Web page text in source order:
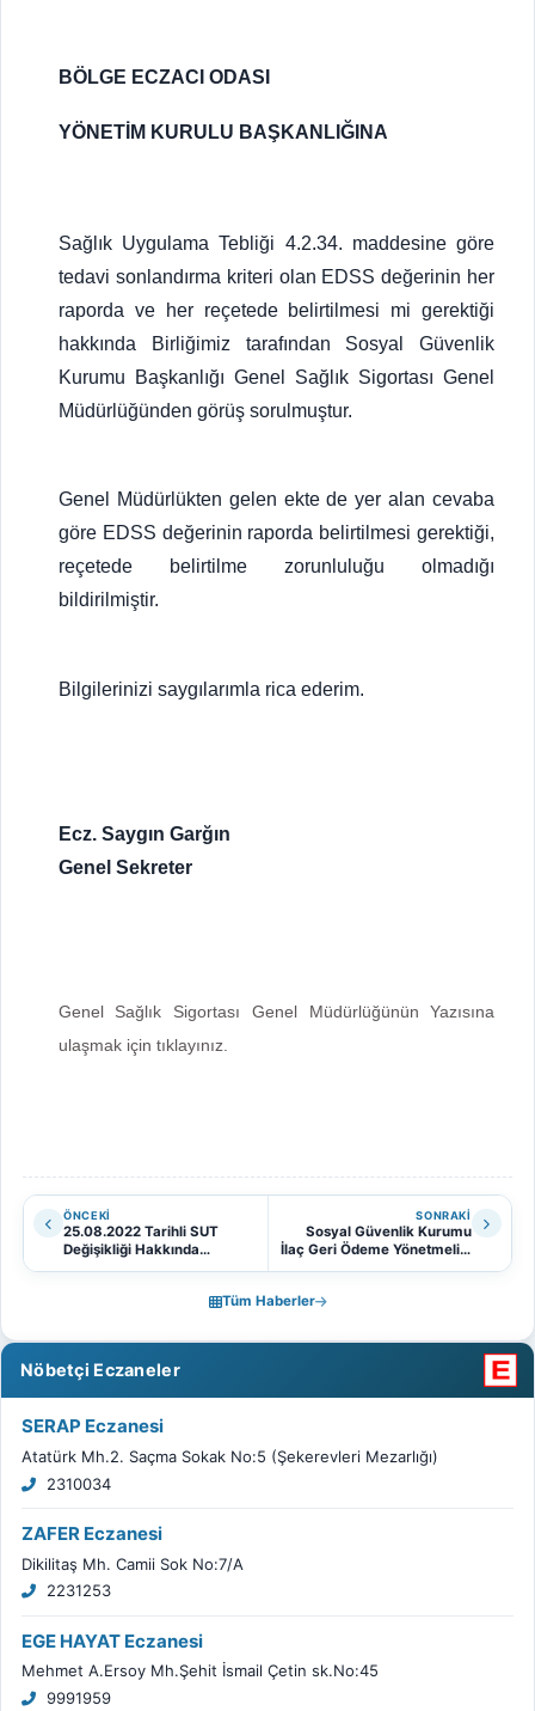
BÖLGE ECZACI ODASI
YÖNETİM KURULU BAŞKANLIĞINA
Sağlık Uygulama Tebliği 4.2.34. maddesine göre
tedavi sonlandırma kriteri olan EDSS değerinin her
raporda ve her reçetede belirtilmesi mi gerektiği
hakkında Birliğimiz tarafından Sosyal Güvenlik
Kurumu Başkanlığı Genel Sağlık Sigortası Genel
Müdürlüğünden görüş sorulmuştur.
Genel Müdürlükten gelen ekte de yer alan cevaba
göre EDSS değerinin raporda belirtilmesi gerektiği,
reçetede belirtilme zorunluluğu olmadığı
bildirilmiştir.
Bilgilerinizi saygılarımla rica ederim.
Ecz. Saygın Garğın
Genel Sekreter
Genel Sağlık Sigortası Genel Müdürlüğünün Yazısına
ulaşmak için tıklayınız.
ÖNCEKI
25.08.2022 Tarihli SUT
Değişikliği Hakkında
12.09.2022
SONRAKI
Sosyal Güvenlik Kurumu
İlaç Geri Ödeme Yönetmeliği
Hakkında 25.08.2022
Tüm Haberler
Nöbetçi Eczaneler
SERAP Eczanesi
Atatürk Mh.2. Saçma Sokak No:5 (Şekerevleri Mezarlığı)
2310034
ZAFER Eczanesi
Dikilitaş Mh. Camii Sok No:7/A
2231253
EGE HAYAT Eczanesi
Mehmet A.Ersoy Mh.Şehit İsmail Çetin sk.No:45
9991959